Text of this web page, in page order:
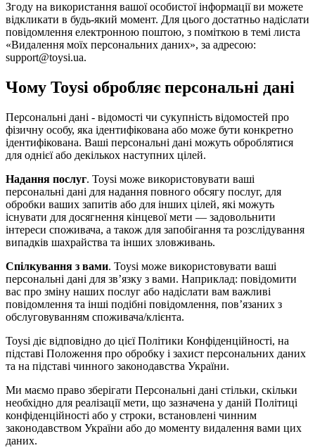
Згоду на використання вашої особистої інформації ви можете
відкликати в будь-який момент. Для цього достатньо надіслати
повідомлення електронною поштою, з поміткою в темі листа
«Видалення моїх персональних даних», за адресою:
support@toysi.ua.
Чому Toysi обробляє персональні дані
Персональні дані - відомості чи сукупність відомостей про
фізичну особу, яка ідентифікована або може бути конкретно
ідентифікована. Ваші персональні дані можуть оброблятися
для однієї або декількох наступних цілей.
Надання послуг. Toysi може використовувати ваші
персональні дані для надання повного обсягу послуг, для
обробки ваших запитів або для інших цілей, які можуть
існувати для досягнення кінцевої мети — задовольнити
інтереси споживача, а також для запобігання та розслідування
випадків шахрайства та інших зловживань.
Спілкування з вами. Toysi може використовувати ваші
персональні дані для зв’язку з вами. Наприклад: повідомити
вас про зміну наших послуг або надіслати вам важливі
повідомлення та інші подібні повідомлення, пов’язаних з
обслуговуванням споживача/клієнта.
Toysi діє відповідно до цієї Політики Конфіденційності, на
підставі Положення про обробку і захист персональних даних
та на підставі чинного законодавства України.
Ми маємо право зберігати Персональні дані стільки, скільки
необхідно для реалізації мети, що зазначена у даній Політиці
конфіденційності або у строки, встановлені чинним
законодавством України або до моменту видалення вами цих
даних.